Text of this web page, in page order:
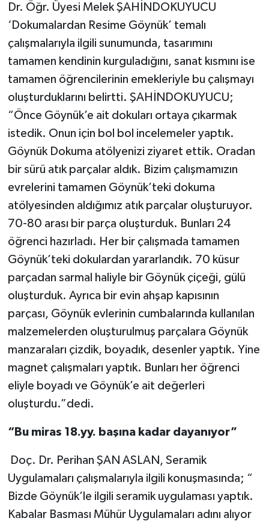
Dr. Öğr. Üyesi Melek ŞAHİNDOKUYUCU
‘Dokumalardan Resime Göynük’ temalı
çalışmalarıyla ilgili sunumunda, tasarımını
tamamen kendinin kurguladığını, sanat kısmını ise
tamamen öğrencilerinin emekleriyle bu çalışmayı
oluşturduklarını belirtti. ŞAHİNDOKUYUCU;
“Önce Göynük’e ait dokuları ortaya çıkarmak
istedik. Onun için bol bol incelemeler yaptık.
Göynük Dokuma atölyenizi ziyaret ettik. Oradan
bir sürü atık parçalar aldık. Bizim çalışmamızın
evrelerini tamamen Göynük’teki dokuma
atölyesinden aldığımız atık parçalar oluşturuyor.
70-80 arası bir parça oluşturduk. Bunları 24
öğrenci hazırladı. Her bir çalışmada tamamen
Göynük’teki dokulardan yararlandık. 70 küsur
parçadan sarmal haliyle bir Göynük çiçeği, gülü
oluşturduk. Ayrıca bir evin ahşap kapısının
parçası, Göynük evlerinin cumbalarında kullanılan
malzemelerden oluşturulmuş parçalara Göynük
manzaraları çizdik, boyadık, desenler yaptık. Yine
magnet çalışmaları yaptık. Bunları her öğrenci
eliyle boyadı ve Göynük’e ait değerleri
oluşturdu.”dedi.
“Bu miras 18.yy. başına kadar dayanıyor”
Doç. Dr. Perihan ŞAN ASLAN, Seramik
Uygulamaları çalışmalarıyla ilgili konuşmasında; “
Bizde Göynük’le ilgili seramik uygulaması yaptık.
Kabalar Basması Mühür Uygulamaları adını alıyor